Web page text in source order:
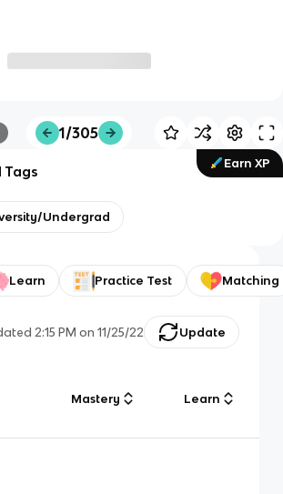
1/305
Earn XP
Tags
Undergrad
Learn Practice Test Matching
2:15 PM on 11/25/22 Update
Mastery Learn